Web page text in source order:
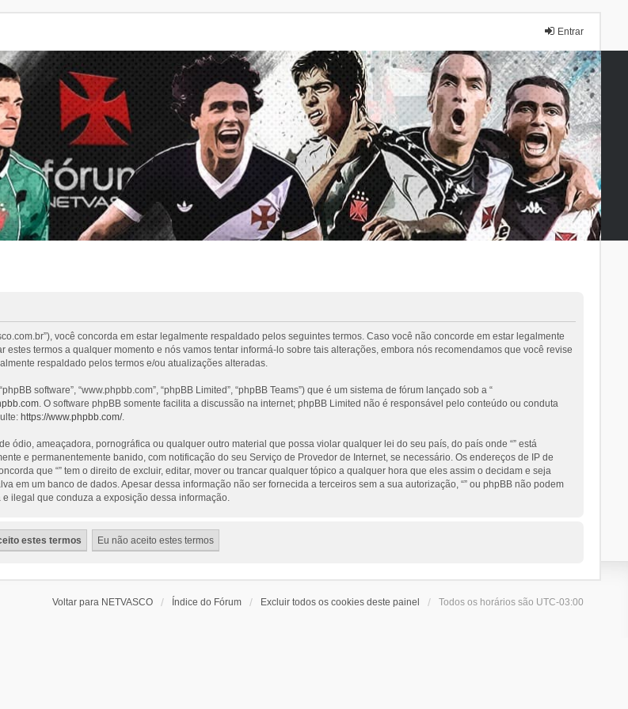
Entrar
você concorda em estar legalmente respaldado pelos seguintes termos. Caso você não concorde em estar legalmente
termos a qualquer momento e nós vamos tentar informá-lo sobre tais alterações, embora nós recomendamos que você revise
respaldado pelos termos e/ou atualizações alteradas.
software”, “www.phpbb.com”, “phpBB Limited”, “phpBB Teams”) que é um sistema de fórum lançado sob a “
. O software phpBB somente facilita a discussão na internet; phpBB Limited não é responsável pelo conteúdo ou conduta
https://www.phpbb.com/.
ódio, ameaçadora, pornográfica ou qualquer outro material que possa violar qualquer lei do seu país, do país onde “” está
e permanentemente banido, com notificação do seu Serviço de Provedor de Internet, se necessário. Os endereços de IP de
que “” tem o direito de excluir, editar, mover ou trancar qualquer tópico a qualquer hora que eles assim o decidam e seja
em um banco de dados. Apesar dessa informação não ser fornecida a terceiros sem a sua autorização, “” ou phpBB não podem
ilegal que conduza a exposição dessa informação.
Voltar para NETVASCO Índice do Fórum Excluir todos os cookies deste painel Todos os horários são UTC-03:00